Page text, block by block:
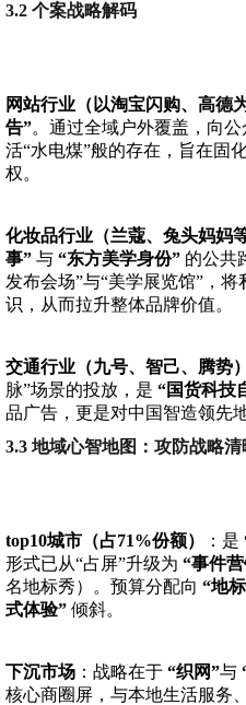
3.2 个案战略解码
网站行业（以淘宝闪购、高德
告”。通过全域户外覆盖，向
活“水电煤”般的存在，旨在固
权。
化妆品行业（兰蔻、兔头妈妈
事” 与 “东方美学身份” 的公共
发布会场”与“美学展览馆”，
识，从而拉升整体品牌价值。
交通行业（九号、智己、腾势）
脉”场景的投放，是 “国货科技
品广告，更是对中国智造领先
3.3 地域心智地图：攻防战略清
top10城市（占71%份额） ：是
形式已从“占屏”升级为 “事件
名地标秀）。预算分配向 “地
式体验” 倾斜。
下沉市场 ：战略在于 “织网”与
核心商圈屏，与本地生活服务